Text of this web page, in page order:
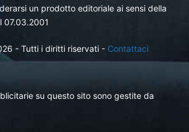
un prodotto editoriale ai sensi della
07.03.2001
- Tutti i diritti riservati - Contattaci
su questo sito sono gestite da